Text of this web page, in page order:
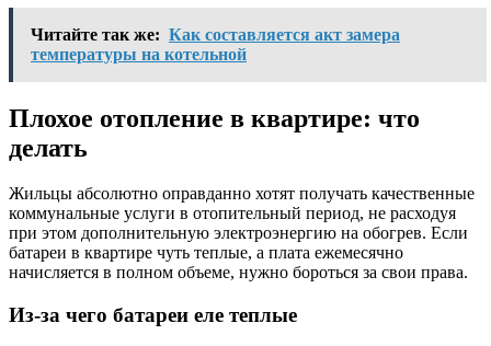
Читайте так же: Как составляется акт замера
температуры на котельной
Плохое отопление в квартире: что
делать
Жильцы абсолютно оправданно хотят получать качественные
коммунальные услуги в отопительный период, не расходуя
при этом дополнительную электроэнергию на обогрев. Если
батареи в квартире чуть теплые, а плата ежемесячно
начисляется в полном объеме, нужно бороться за свои права.
Из-за чего батареи еле теплые